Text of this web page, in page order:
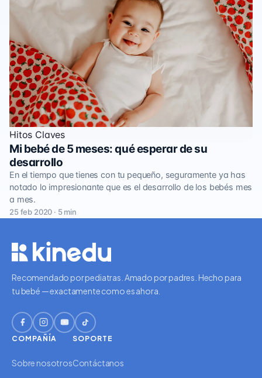
Hitos Claves
Mi bebé de 5 meses: qué esperar de su
desarrollo
En el tiempo que tienes con tu pequeño, seguramente ya has
notado lo impresionante que es el desarrollo de los bebés mes
a mes.
25 feb 2020 · 5 min
Recomendado por pediatras. Amado por padres. Hecho para
tu bebé — exactamente como es ahora.
COMPAÑÍA
Sobre nosotros
SOPORTE
Contáctanos